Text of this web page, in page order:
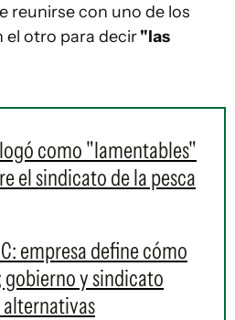
reunirse con uno de los
el otro para decir"las
como "lamentables"
el sindicato de la pesca
empresa define cómo
gobierno y sindicato